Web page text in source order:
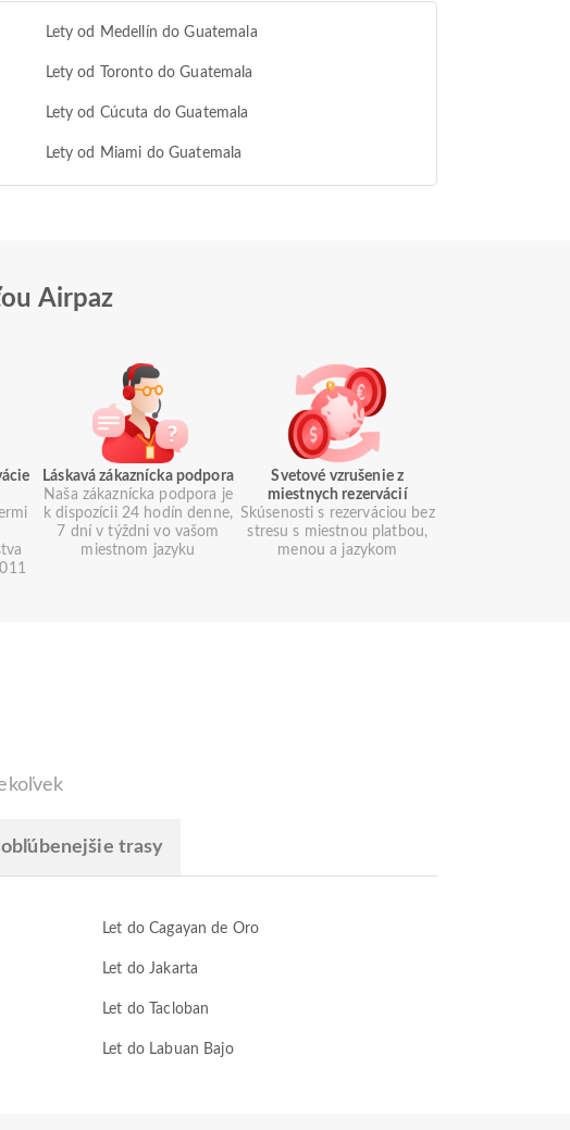
Lety od Medellín do Guatemala
Lety od Toronto do Guatemala
Lety od Cúcuta do Guatemala
Lety od Miami do Guatemala
Airpaz
Láskavá zákaznícka podpora
Naša zákaznícka podpora je
k dispozícii 24 hodín denne,
7 dní v týždni vo vašom
miestnom jazyku
Svetové vzrušenie z
miestnych rezervácií
Skúsenosti s rezerváciou bez
stresu s miestnou platbou,
menou a jazykom
trasy
Let do Cagayan de Oro
Let do Jakarta
Let do Tacloban
Let do Labuan Bajo